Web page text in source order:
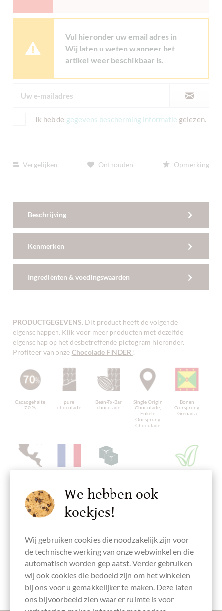
Vul hieronder uw email adres in
Wij laten u weten wanneer het
artikel weer beschikbaar is.
Ik heb de gegevens bescherming informatie gelezen.
Vergelijken Onthouden Opmerking
Beschrijving
Kenmerken
Ingrediënten & voedingswaarden
PRODUCTGEGEVENS. Dit product heeft de volgende
eigenschappen. Klik voor meer producten met dezelfde
eigenschap op het desbetreffende pictogram hieronder.
Profiteer van onze Chocolade FINDER !
Cacaogehalte
70 %
pure
chocolade
Bean-To-Bar
chocolade
Single Origin
Chocolade,
Enkele
Oorsprong
Chocolade
Bonen
Oorsprong
Grenada
Chocolade uit
Midden-
Amerika
Franse
chocolade
zonder
ingrediënten
Directe
handel,
Chocolade
Eerlijk
verhandeld
Verpakking
lichtblauw
Chocoladerepen
We hebben ook
koekjes!
Wij gebruiken cookies die noodzakelijk zijn voor
de technische werking van onze webwinkel en die
automatisch worden geplaatst. Verder gebruiken
wij ook cookies die bedoeld zijn om het winkelen
bij ons voor u gemakkelijker te maken. Deze laten
ons bijvoorbeeld zien waar er ruimte is voor